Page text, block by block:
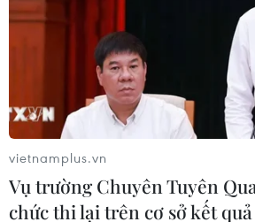
của nhiều gia đình Việt
19/02/2021 10:00
Sản phẩm nội địa máy lọc không
mắt nhưng nhờ ứng dụng những
tiến nhất đang trở thành lựa chọn
vietnamplus.vn
Vụ trường Chuyên Tuyên
chức thi lại trên cơ sở kết